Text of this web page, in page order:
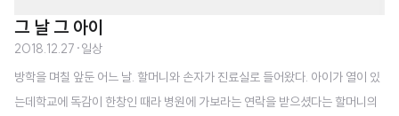
그 날 그 아이
2018.12.27 ·일상
방학을 며칠 앞둔 어느 날. 할머니와 손자가 진료실로 들어왔다. 아이가 열이 있
는데학교에 독감이 한창인 때라 병원에 가보라는 연락을 받으셨다는 할머니의